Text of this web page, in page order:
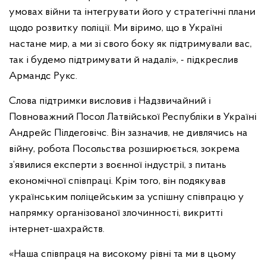
умовах війни та інтегрувати його у стратегічні плани
щодо розвитку поліції. Ми віримо, що в Україні
настане мир, а ми зі свого боку як підтримували вас,
так і будемо підтримувати й надалі», - підкреслив
Армандс Рукс.
Слова підтримки висловив і Надзвичайний і
Повноважний Посол Латвійської Республіки в Україні
Андрейс Пілдеговічс. Він зазначив, не дивлячись на
війну, робота Посольства розширюється, зокрема
з’явилися експерти з воєнної індустрії, з питань
економічної співпраці. Крім того, він подякував
українським поліцейським за успішну співпрацю у
напрямку організованої злочинності, викритті
інтернет-шахрайств.
«Наша співпраця на високому рівні та ми в цьому